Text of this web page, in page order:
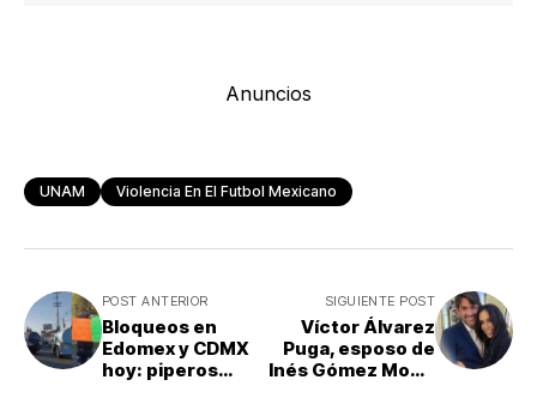
Anuncios
UNAM Violencia En El Futbol Mexicano
POST ANTERIOR
Bloqueos en
Edomex y CDMX
hoy: piperos
SIGUIENTE POST
Víctor Álvarez
Puga, esposo de
Inés Gómez Mont,